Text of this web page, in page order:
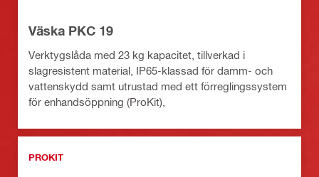
Väska PKC 19
Verktygslåda med 23 kg kapacitet, tillverkad i
slagresistent material, IP65-klassad för damm- och
vattenskydd samt utrustad med ett förreglingssystem
för enhandsöppning (ProKit),
PROKIT